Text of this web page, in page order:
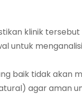
klinik
untuk
baik tidak akan
agar aman